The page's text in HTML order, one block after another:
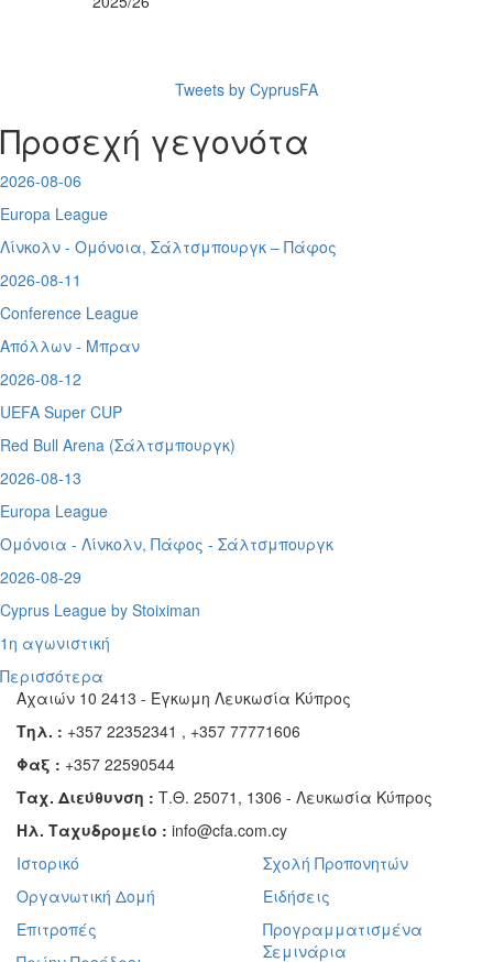
Tweets by CyprusFA
Προσεχή γεγονότα
2026-08-06
Europa League
Λίνκολν - Ομόνοια, Σάλτσμπουργκ – Πάφος
2026-08-11
Conference League
Απόλλων - Μπραν
2026-08-12
UEFA Super CUP
Red Bull Arena (Σάλτσμπουργκ)
2026-08-13
Europa League
Ομόνοια - Λίνκολν, Πάφος - Σάλτσμπουργκ
2026-08-29
Cyprus League by Stoiximan
1η αγωνιστική
Περισσότερα
Αχαιών 10 2413 - Έγκωμη Λευκωσία Κύπρος
Τηλ. : +357 22352341 , +357 77771606
Φαξ : +357 22590544
Ταχ. Διεύθυνση : Τ.Θ. 25071, 1306 - Λευκωσία Κύπρος
Ηλ. Ταχυδρομείο : info@cfa.com.cy
Ιστορικό
Οργανωτική Δομή
Επιτροπές
Σχολή Προπονητών
Ειδήσεις
Προγραμματισμένα
Σεμινάρια